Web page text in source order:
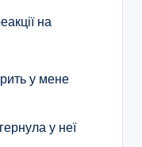
на
у мене
у неї